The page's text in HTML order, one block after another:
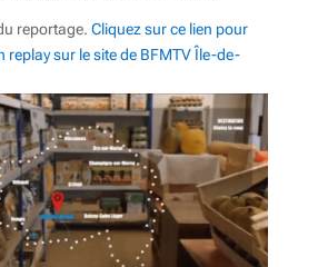
reportage. Cliquez sur ce lien pour
replay sur le site de BFMTV Île-de-